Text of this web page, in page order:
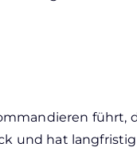
führt,
und hat